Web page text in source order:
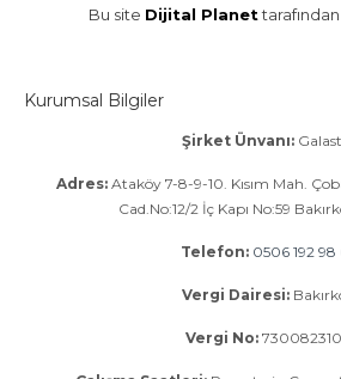
Bu site Dijital Planettarafından
Kurumsal Bilgiler
Şirket Ünvanı:
Adres: Ataköy 7-8-9-10. Kısım Mah.
Cad.No:12/2 İç Kapı No:59
Telefon: 0506 192 98
Vergi Dairesi:
Vergi No: